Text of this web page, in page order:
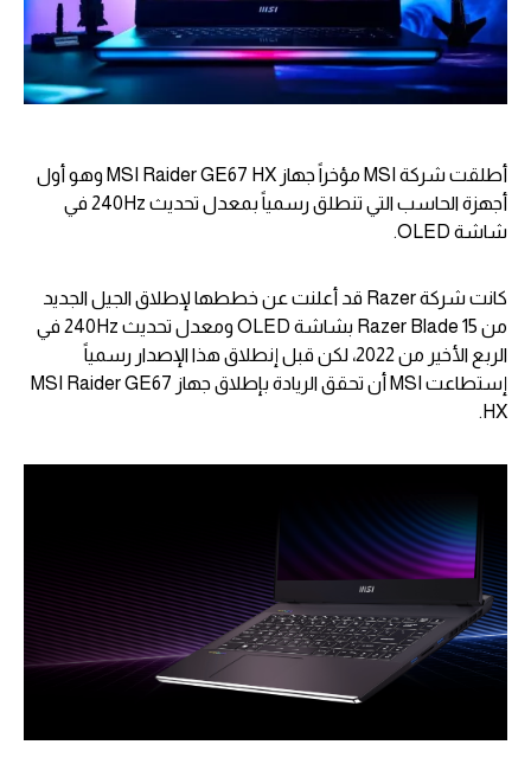
أطلقت شركة MSI مؤخراً جهاز MSI Raider GE67 HX وهو أول
أجهزة الحاسب التي تنطلق رسمياً بمعدل تحديث 240Hz في
شاشة OLED.
كانت شركة Razer قد أعلنت عن خططها لإطلاق الجيل الجديد
من Razer Blade 15 بشاشة OLED ومعدل تحديث 240Hz في
الربع الأخير من 2022، لكن قبل إنطلاق هذا الإصدار رسمياً
إستطاعت MSI أن تحقق الريادة بإطلاق جهاز MSI Raider GE67
HX.